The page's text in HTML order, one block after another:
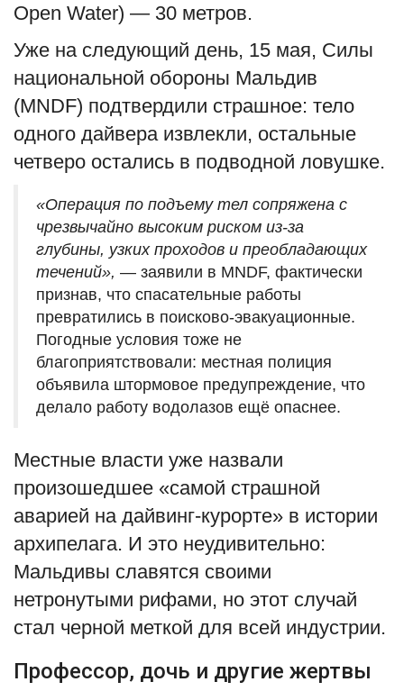
Open Water) — 30 метров.
Уже на следующий день, 15 мая, Силы
национальной обороны Мальдив
(MNDF) подтвердили страшное: тело
одного дайвера извлекли, остальные
четверо остались в подводной ловушке.
«Операция по подъему тел сопряжена с
чрезвычайно высоким риском из-за
глубины, узких проходов и преобладающих
течений», — заявили в MNDF, фактически
признав, что спасательные работы
превратились в поисково-эвакуационные.
Погодные условия тоже не
благоприятствовали: местная полиция
объявила штормовое предупреждение, что
делало работу водолазов ещё опаснее.
Местные власти уже назвали
произошедшее «самой страшной
аварией на дайвинг-курорте» в истории
архипелага. И это неудивительно:
Мальдивы славятся своими
нетронутыми рифами, но этот случай
стал черной меткой для всей индустрии.
Профессор, дочь и другие жертвы